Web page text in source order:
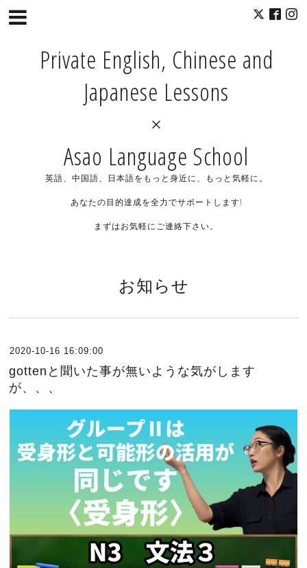
Private English, Chinese and
Japanese Lessons
×
Asao Language School
英語、中国語、日本語をもっと身近に、もっと気軽に。
あなたの目的達成を全力でサポートします!
まずはお気軽にご連絡下さい。
お知らせ
2020-10-16 16:09:00
gottenと聞いた事が無いような気がします
が、、、